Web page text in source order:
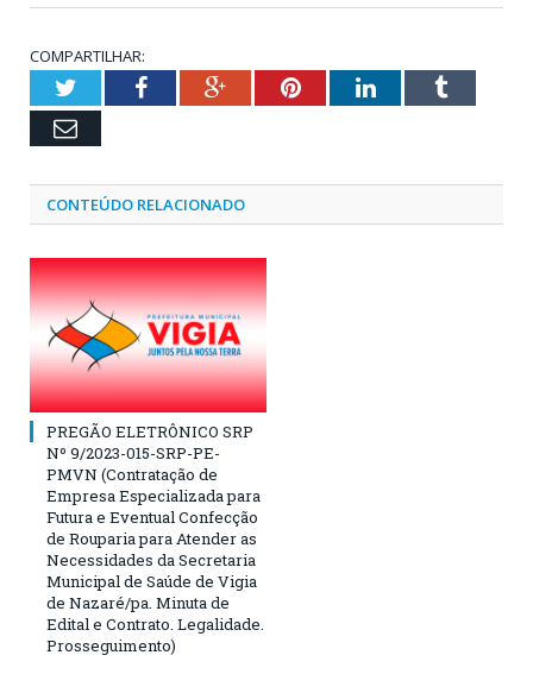
COMPARTILHAR:
TwitterFacebookGoogle+PinterestLinkedInTumblr
Email
CONTEÚDO RELACIONADO
PREGÃO ELETRÔNICO SRP
Nº 9/2023-015-SRP-PE-
PMVN (Contratação de
Empresa Especializada para
Futura e Eventual Confecção
de Rouparia para Atender as
Necessidades da Secretaria
Municipal de Saúde de Vigia
de Nazaré/pa. Minuta de
Edital e Contrato. Legalidade.
Prosseguimento)